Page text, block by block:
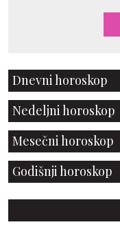
Dnevni horoskop
Nedeljni horoskop
Mesečni horoskop
Godišnji horoskop